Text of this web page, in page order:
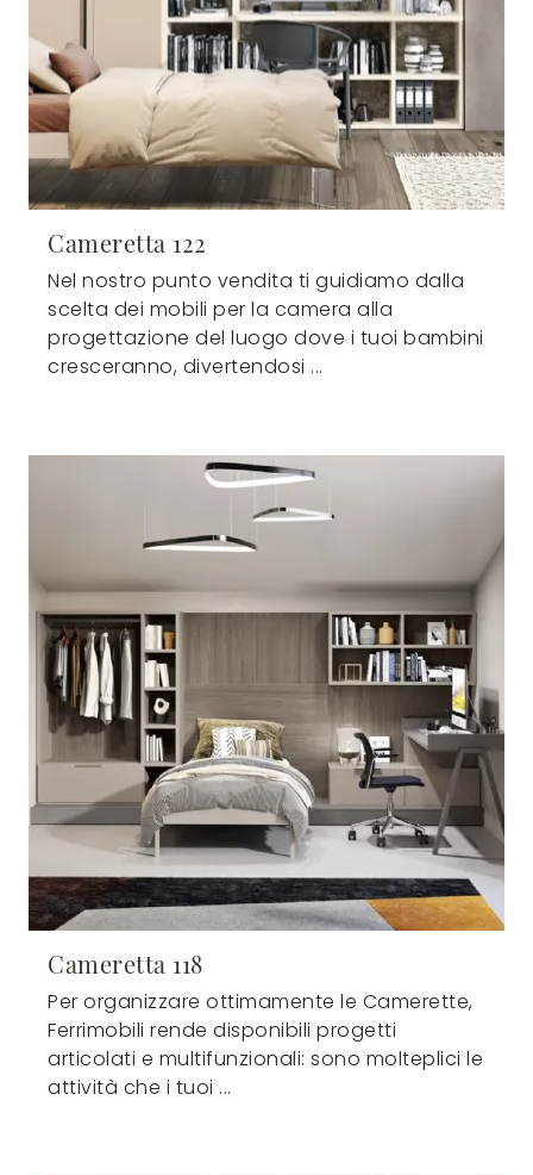
Cameretta 122
Nel nostro punto vendita ti guidiamo dalla
scelta dei mobili per la camera alla
progettazione del luogo dove i tuoi bambini
cresceranno, divertendosi ...
Cameretta 118
Per organizzare ottimamente le Camerette,
Ferrimobili rende disponibili progetti
articolati e multifunzionali: sono molteplici le
attività che i tuoi ...